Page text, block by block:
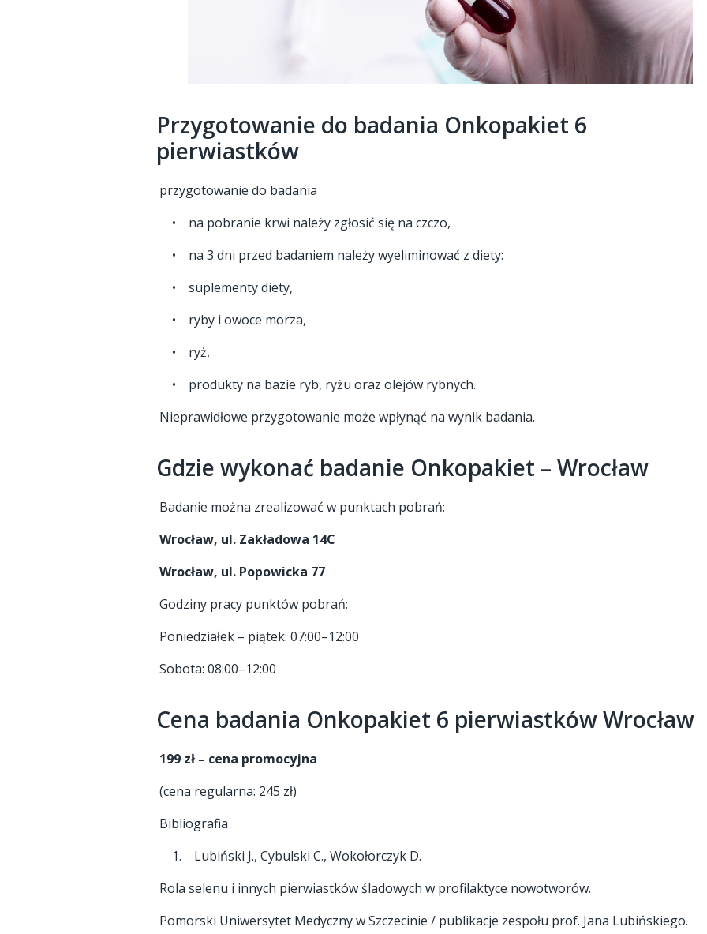
Przygotowanie do badania Onkopakiet 6
pierwiastków
przygotowanie do badania
• na pobranie krwi należy zgłosić się na czczo,
• na 3 dni przed badaniem należy wyeliminować z diety:
• suplementy diety,
• ryby i owoce morza,
• ryż,
• produkty na bazie ryb, ryżu oraz olejów rybnych.
Nieprawidłowe przygotowanie może wpłynąć na wynik badania.
Gdzie wykonać badanie Onkopakiet – Wrocław
Badanie można zrealizować w punktach pobrań:
Wrocław, ul. Zakładowa 14C
Wrocław, ul. Popowicka 77
Godziny pracy punktów pobrań:
Poniedziałek – piątek: 07:00–12:00
Sobota: 08:00–12:00
Cena badania Onkopakiet 6 pierwiastków Wrocław
199 zł – cena promocyjna
(cena regularna: 245 zł)
Bibliografia
1. Lubiński J., Cybulski C., Wokołorczyk D.
Rola selenu i innych pierwiastków śladowych w profilaktyce nowotworów.
Pomorski Uniwersytet Medyczny w Szczecinie / publikacje zespołu prof. Jana Lubińskiego.